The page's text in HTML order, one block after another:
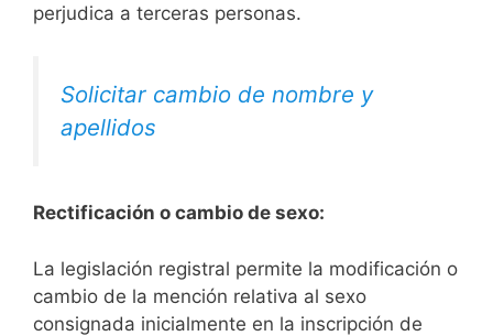
perjudica a terceras personas.
Solicitar cambio de nombre y
apellidos
Rectificación o cambio de sexo:
La legislación registral permite la modificación o
cambio de la mención relativa al sexo
consignada inicialmente en la inscripción de